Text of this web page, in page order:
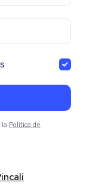
la Política de